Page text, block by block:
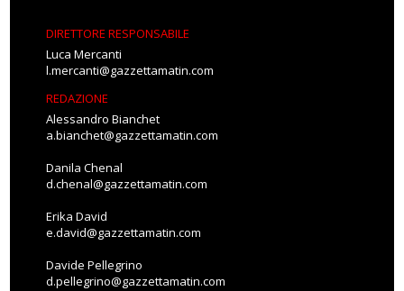
DIRETTORE RESPONSABILE
Luca Mercanti
l.mercanti@gazzettamatin.com
REDAZIONE
Alessandro Bianchet
a.bianchet@gazzettamatin.com
Danila Chenal
d.chenal@gazzettamatin.com
Erika David
e.david@gazzettamatin.com
Davide Pellegrino
d.pellegrino@gazzettamatin.com